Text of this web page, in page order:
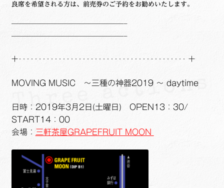
良席を希望される方は、前売券のご予約をお勧めいたします。
——————————————–
——————————————–
+‥‥‥‥‥‥‥‥‥‥‥‥‥‥‥‥‥‥‥‥‥ +
MOVING MUSIC ～三種の神器2019 ～ daytime
日時：2019年3月2日(土曜日) OPEN13：30/
START14：00
会場： 三軒茶屋GRAPEFRUIT MOON